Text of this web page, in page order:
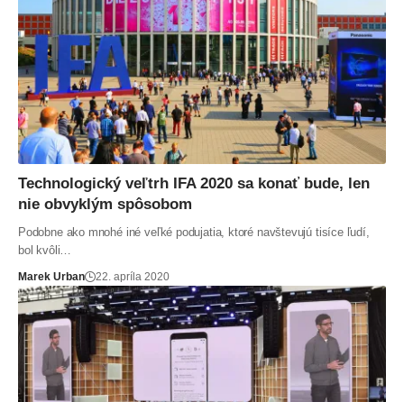
Technologický veľtrh IFA 2020 sa konať bude, len
nie obvyklým spôsobom
Podobne ako mnohé iné veľké podujatia, ktoré navštevujú tisíce ľudí,
bol kvôli…
Marek Urban 22. apríla 2020